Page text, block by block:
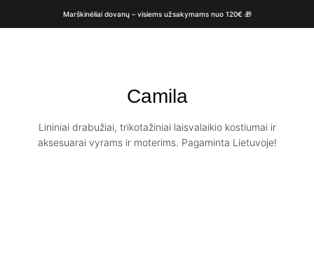
Marškinėliai dovanų – visiems užsakymams nuo 120€ 🎁
Camila
Lininiai drabužiai, trikotažiniai laisvalaikio kostiumai ir
aksesuarai vyrams ir moterims. Pagaminta Lietuvoje!